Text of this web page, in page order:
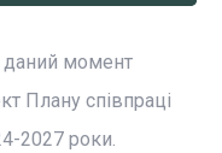
даний момент
Плану співпраці
2027 роки.